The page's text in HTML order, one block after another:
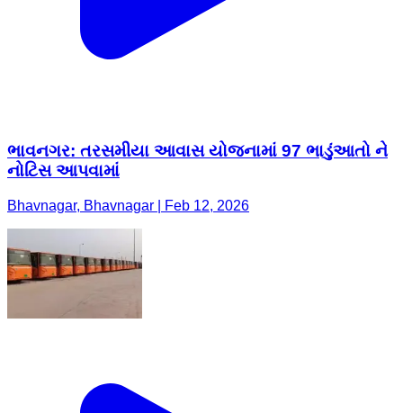
ભાવનગર: તરસમીયા આવાસ યોજનામાં 97 ભાડુંઆતો ને
નોટિસ આપવામાં
Bhavnagar, Bhavnagar | Feb 12, 2026